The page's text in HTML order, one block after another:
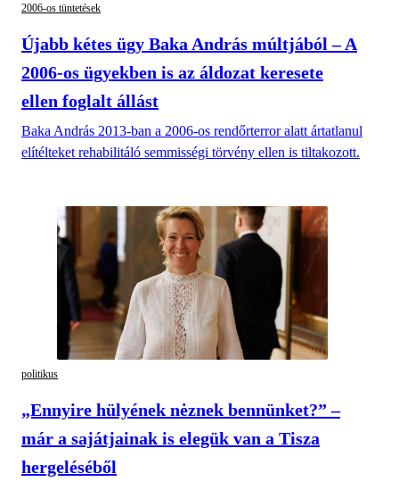
2006-os tüntetések
Újabb kétes ügy Baka András múltjából – A
2006-os ügyekben is az áldozat keresete
ellen foglalt állást
Baka András 2013-ban a 2006-os rendőrterror alatt ártatlanul
elítélteket rehabilitáló semmisségi törvény ellen is tiltakozott.
politikus
„Ennyire hülyének nėznek bennünket?” –
már a sajátjainak is elegük van a Tisza
hergeléséből